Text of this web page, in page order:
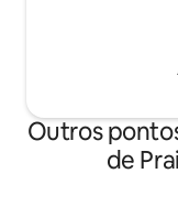
Outros
de